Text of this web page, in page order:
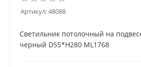
Артикул:48088
Светильник потолочный на
черный D55*H280 ML1768